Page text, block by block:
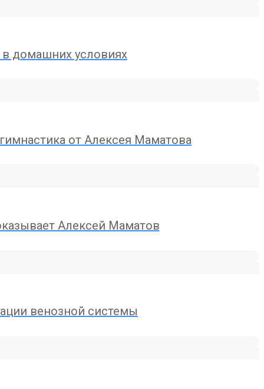
домашних условиях
от Алексея Маматова
Алексей Маматов
венозной системы